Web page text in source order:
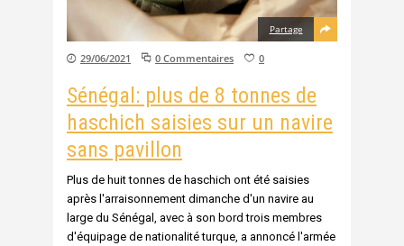
Partage
29/06/2021 0 Commentaires 0
Sénégal: plus de 8 tonnes de
haschich saisies sur un navire
sans pavillon
Plus de huit tonnes de haschich ont été saisies
après l'arraisonnement dimanche d'un navire au
large du Sénégal, avec à son bord trois membres
d'équipage de nationalité turque, a annoncé l'armée